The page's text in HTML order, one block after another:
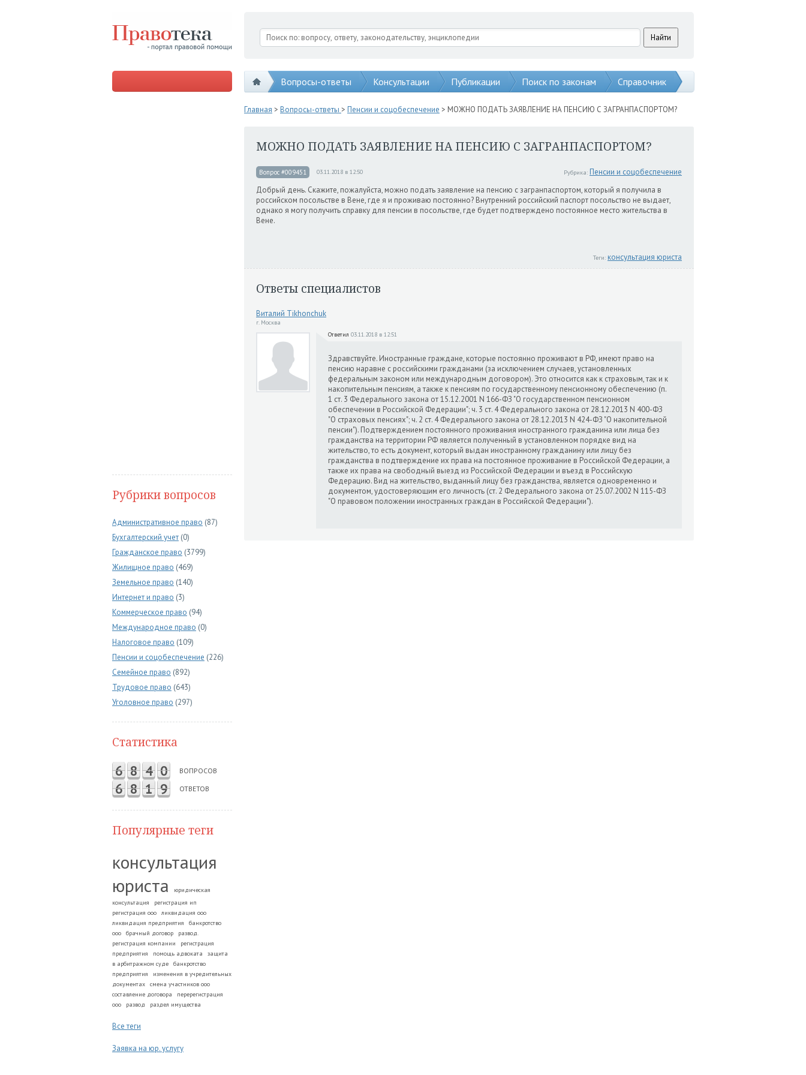
Вопросы-ответы Консультации Публикации Поиск по законам Справочник
Рубрики вопросов
Административное право (87)
Бухгалтерский учет (0)
Гражданское право (3799)
Жилищное право (469)
Земельное право (140)
Интернет и право (3)
Коммерческое право (94)
Международное право (0)
Налоговое право (109)
Пенсии и соцобеспечение (226)
Семейное право (892)
Трудовое право (643)
Уголовное право (297)
Статистика
6 8 4 0 ВОПРОСОВ
6 8 1 9 ОТВЕТОВ
Популярные теги
консультация
юриста
юридическая
консультация
регистрация ип
регистрация ооо
ликвидация ооо
ликвидация предприятия
банкротство
ооо
брачный договор
развод.
регистрация компании
регистрация
предприятия
помощь адвоката
защита
в арбитражном суде
банкротство
предприятия
изменения в учредительных
документах
смена участников ооо
составление договора
перерегистрация
ооо
развод раздел имущества
Все теги
Заявка на юр. услугу
Главная > Вопросы-ответы > Пенсии и соцобеспечение > МОЖНО ПОДАТЬ ЗАЯВЛЕНИЕ НА ПЕНСИЮ С ЗАГРАНПАСПОРТОМ?
МОЖНО ПОДАТЬ ЗАЯВЛЕНИЕ НА ПЕНСИЮ С ЗАГРАНПАСПОРТОМ?
Вопрос #009451 03.11.2018 в 12:50 Рубрика: Пенсии и соцобеспечение
Добрый день. Скажите, пожалуйста, можно подать заявление на пенсию с загранпаспортом, который я получила в
российском посольстве в Вене, где я и проживаю постоянно? Внутренний российский паспорт посольство не выдает,
однако я могу получить справку для пенсии в посольстве, где будет подтверждено постоянное место жительства в
Вене.
Теги: консультация юриста
Ответы специалистов
Виталий Tikhonchuk
г. Москва
Ответил 03.11.2018 в 12:51
Здравствуйте. Иностранные граждане, которые постоянно проживают в РФ, имеют право на
пенсию наравне с российскими гражданами (за исключением случаев, установленных
федеральным законом или международным договором). Это относится как к страховым, так и к
накопительным пенсиям, а также к пенсиям по государственному пенсионному обеспечению (п.
1 ст. 3 Федерального закона от 15.12.2001 N 166-ФЗ "О государственном пенсионном
обеспечении в Российской Федерации"; ч. 3 ст. 4 Федерального закона от 28.12.2013 N 400-ФЗ
"О страховых пенсиях"; ч. 2 ст. 4 Федерального закона от 28.12.2013 N 424-ФЗ "О накопительной
пенсии"). Подтверждением постоянного проживания иностранного гражданина или лица без
гражданства на территории РФ является полученный в установленном порядке вид на
жительство, то есть документ, который выдан иностранному гражданину или лицу без
гражданства в подтверждение их права на постоянное проживание в Российской Федерации, а
также их права на свободный выезд из Российской Федерации и въезд в Российскую
Федерацию. Вид на жительство, выданный лицу без гражданства, является одновременно и
документом, удостоверяющим его личность (ст. 2 Федерального закона от 25.07.2002 N 115-ФЗ
"О правовом положении иностранных граждан в Российской Федерации").